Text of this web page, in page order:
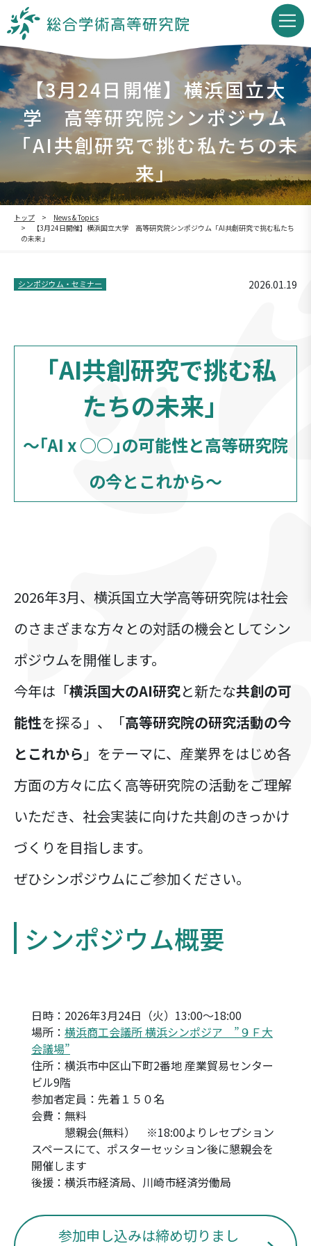
【3月24日開催】横浜国立大
学 高等研究院シンポジウム
「AI共創研究で挑む私たちの未
来」
トップ
News & Topics
【3月24日開催】横浜国立大学 高等研究院シンポジウム「AI共創研究で挑む私たち
の未来」
シンポジウム・セミナー 2026.01.19
「AI共創研究で挑む私
たちの未来」
～｢AI x ○○｣の可能性と高等研究院
の今とこれから～
2026年3月、横浜国立大学高等研究院は社会
のさまざまな方々との対話の機会としてシン
ポジウムを開催します。
今年は「横浜国大のAI研究と新たな共創の可
能性を探る」、「高等研究院の研究活動の今
とこれから 」をテーマに、産業界をはじめ各
方面の方々に広く高等研究院の活動をご理解
いただき、社会実装に向けた共創のきっかけ
づくりを目指します。
ぜひシンポジウムにご参加ください。
シンポジウム概要
日時：2026年3月24日（火）13:00～18:00
場所： 横浜商工会議所 横浜シンポジア ”９Ｆ大
会議場”
住所：横浜市中区山下町2番地 産業貿易センター
ビル9階
参加者定員：先着１５０名
会費：無料
懇親会(無料） ※18:00よりレセプション
スペースにて、ポスターセッション後に懇親会を
開催します
後援：横浜市経済局、川崎市経済労働局
参加申し込みは締め切りまし